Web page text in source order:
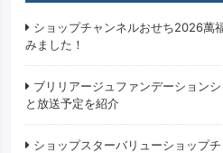
ショップチャンネルおせち2026萬
みました！
ブリリアージュファンデーション
と放送予定を紹介
ショップスターバリューショップ